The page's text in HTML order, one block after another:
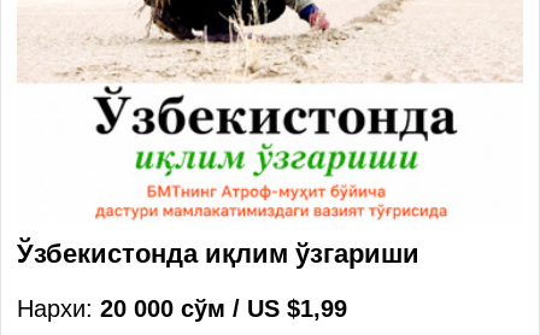
Ўзбекистонда иқлим ўзгариши
Нархи: 20 000 сўм / US $1,99